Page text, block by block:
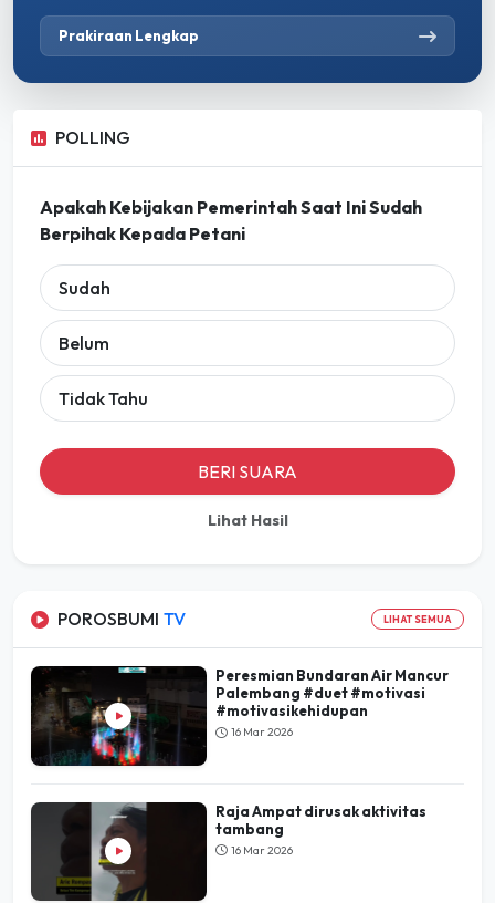
Prakiraan Lengkap
POLLING
Apakah Kebijakan Pemerintah Saat Ini Sudah
Berpihak Kepada Petani
Sudah
Belum
Tidak Tahu
BERI SUARA
Lihat Hasil
POROSBUMI TV LIHAT SEMUA
Peresmian Bundaran Air Mancur
Palembang #duet #motivasi
#motivasikehidupan
16 Mar 2026
Raja Ampat dirusak aktivitas
tambang
16 Mar 2026